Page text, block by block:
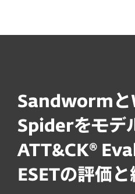
Sandworm
Spiderをモデ
ATT&CK®
ESETの評価と